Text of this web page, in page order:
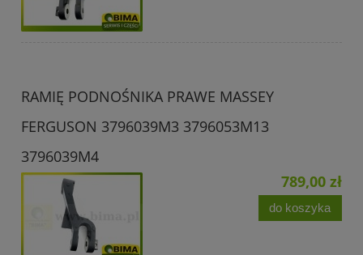
RAMIĘ PODNOŚNIKA PRAWE MASSEY
FERGUSON 3796039M3 3796053M13
3796039M4
789,00 zł
do koszyka